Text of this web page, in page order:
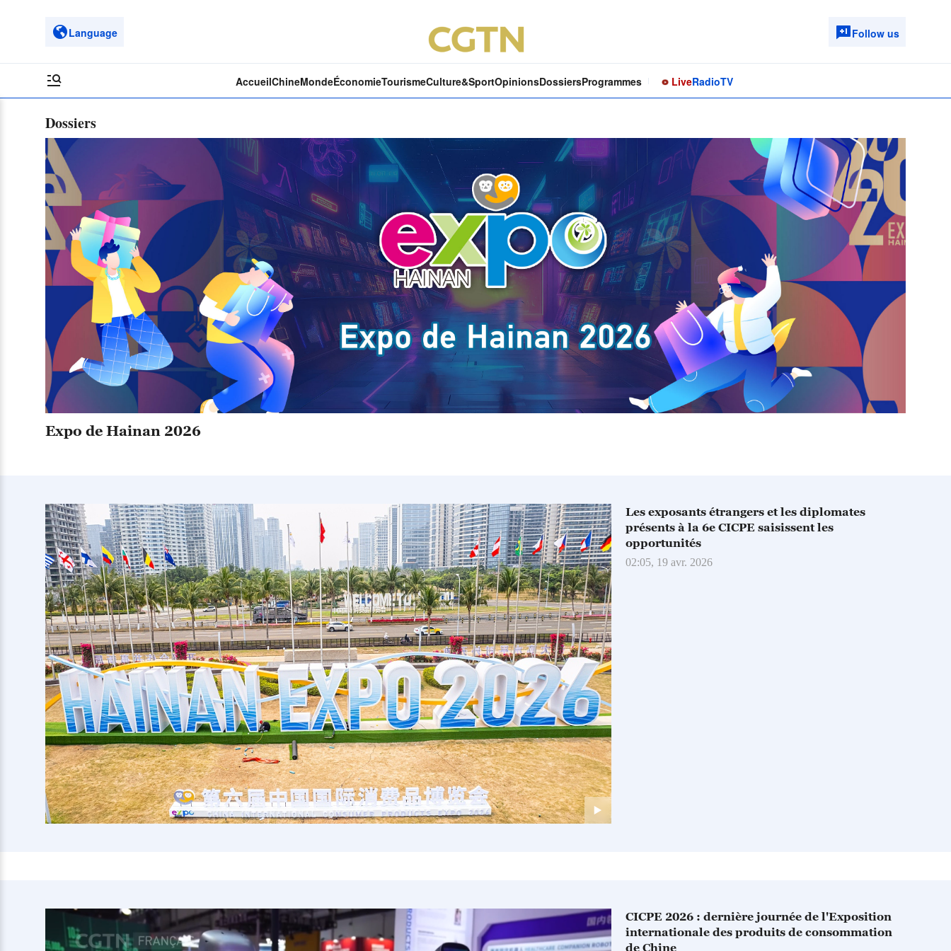
Language Follow us
AccueilChineMondeÉconomieTourismeCulture&SportOpinionsDossiersProgrammes LiveRadioTV
Dossiers
Expo de Hainan 2026
Les exposants étrangers et les diplomates
présents à la 6e CICPE saisissent les
opportunités
02:05, 19 avr. 2026
CICPE 2026 : dernière journée de l'Exposition
internationale des produits de consommation
de Chine